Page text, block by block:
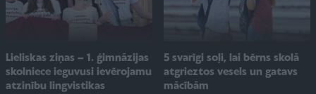
Lieliskas ziņas – 1. ģimnāzijas
skolniece ieguvusi ievērojamu
atzinību lingvistikas
5 svarīgi soļi, lai bērns skolā
atgrieztos vesels un gatavs
mācībām